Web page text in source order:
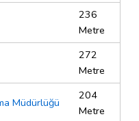
236
Metre
272
Metre
Müdürlüğü
204
Metre